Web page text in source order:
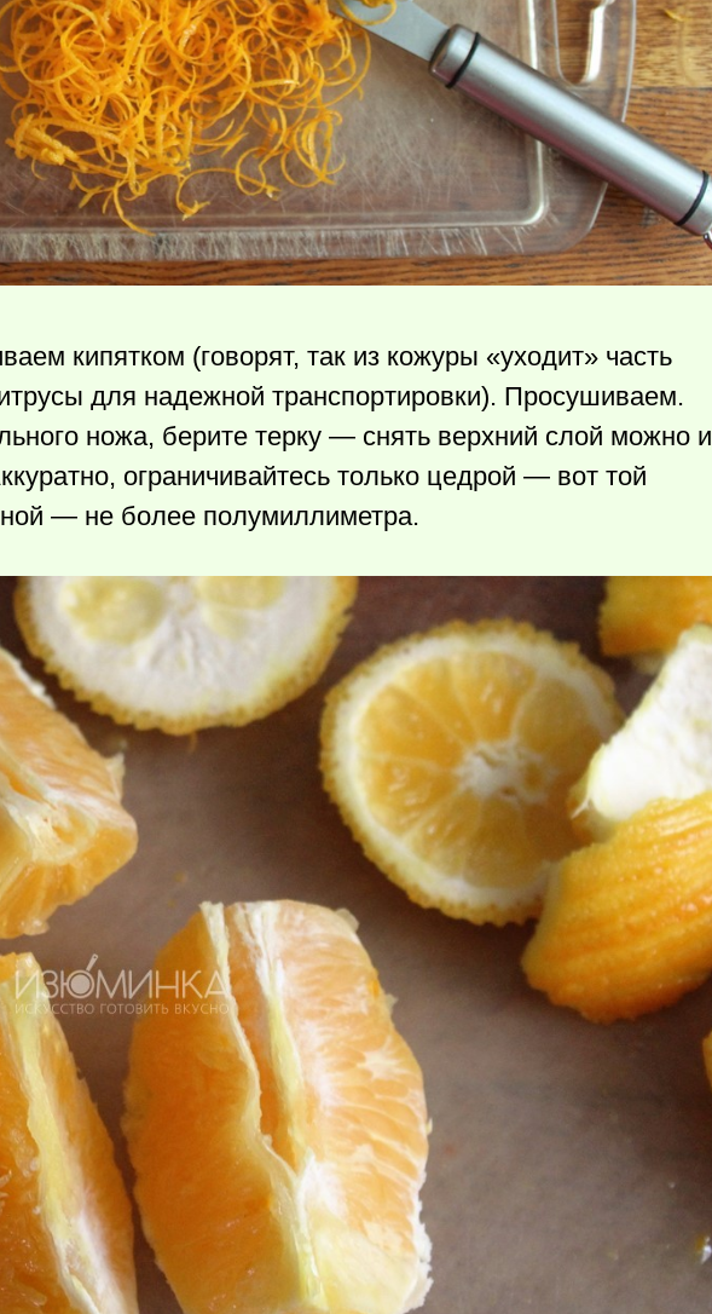
кипятком (говорят, так из кожуры «уходит» часть
для надежной транспортировки). Просушиваем.
ножа, берите терку — снять верхний слой можно и
ограничивайтесь только цедрой — вот той
— не более полумиллиметра.